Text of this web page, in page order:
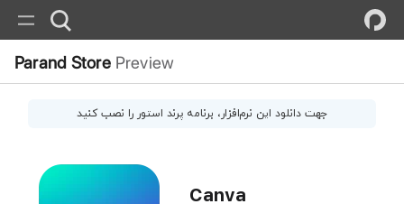
Parand Store Preview
جهت دانلود این نرم‌افزار، برنامه پرند استور را نصب کنید
Canva